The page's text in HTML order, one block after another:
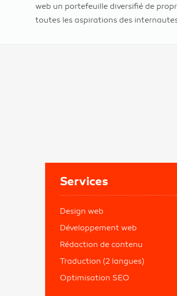
web un portefeuille diversifié de
toutes les aspirations des
Services
Design web
Développement web
Rédaction de contenu
Traduction (2 langues)
Optimisation SEO